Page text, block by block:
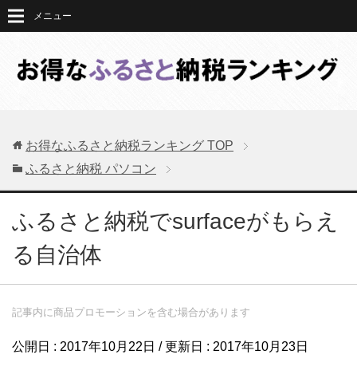
メニュー
お得なふるさと納税ランキング TOP
ふるさと納税 パソコン
ふるさと納税でsurfaceがもらえ
る自治体
記事内に商品プロモーションを含む場合があります
公開日 : 2017年10月22日 / 更新日 : 2017年10月23日